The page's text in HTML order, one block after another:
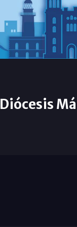
Diócesis